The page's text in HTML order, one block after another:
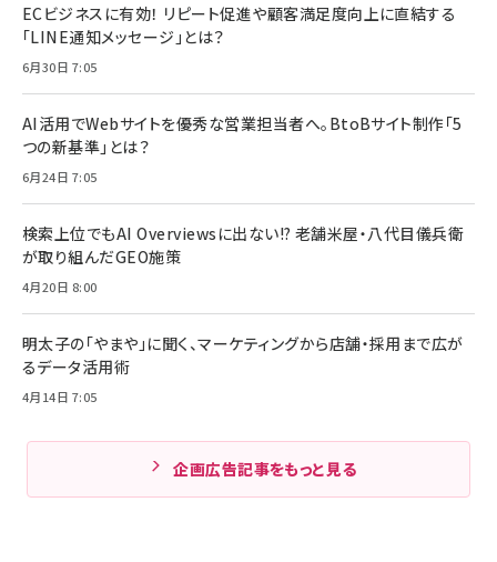
ECビジネスに有効！ リピート促進や顧客満足度向上に直結する
「LINE通知メッセージ」とは？
6月30日 7:05
AI活用でWebサイトを優秀な営業担当者へ。BtoBサイト制作「5
つの新基準」とは？
6月24日 7:05
検索上位でもAI Overviewsに出ない!? 老舗米屋・八代目儀兵衛
が取り組んだGEO施策
4月20日 8:00
明太子の「やまや」に聞く、マーケティングから店舗・採用まで広が
るデータ活用術
4月14日 7:05
企画広告記事をもっと見る